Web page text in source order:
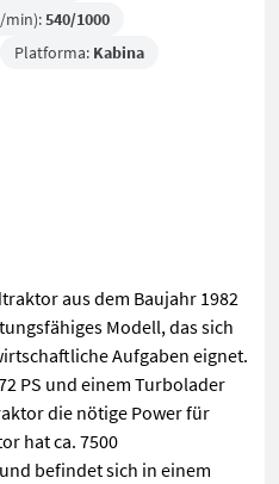
min):540/1000
Platforma: Kabina
aus dem Baujahr 1982
Modell, das sich
Aufgaben eignet.
PS und einem Turbolader
die nötige Power für
hat ca. 7500
befindet sich in einem